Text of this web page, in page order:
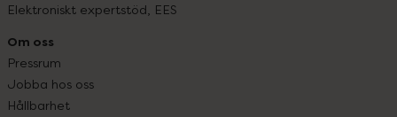
Elektroniskt expertstöd, EES
Om oss
Pressrum
Jobba hos oss
Hållbarhet